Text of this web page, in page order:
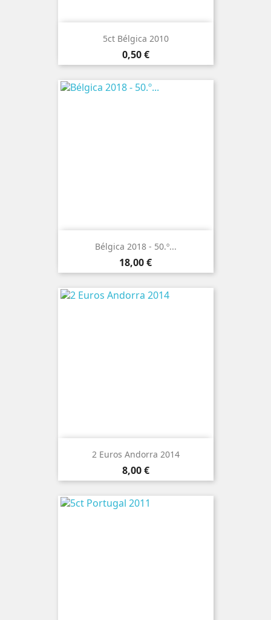
5ct Bélgica 2010
Preço
0,50 €
Bélgica 2018 - 50.º...
Preço
18,00 €
2 Euros Andorra 2014
Preço
8,00 €